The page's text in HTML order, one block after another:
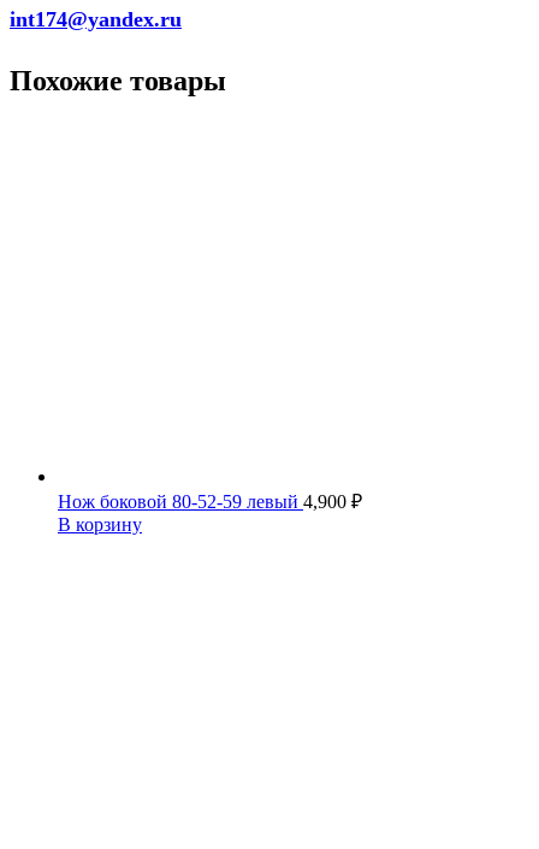
int174@yandex.ru
Похожие товары
Нож боковой 80-52-59 левый 4,900 ₽
В корзину